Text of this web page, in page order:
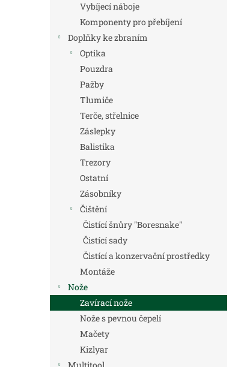
Vybíjecí náboje
Komponenty pro přebíjení
Doplňky ke zbraním
Optika
Pouzdra
Pažby
Tlumiče
Terče, střelnice
Záslepky
Balistika
Trezory
Ostatní
Zásobníky
Čištění
Čistící šnůry "Boresnake"
Čistící sady
Čistící a konzervační prostředky
Montáže
Nože
Zavírací nože
Nože s pevnou čepelí
Mačety
Kizlyar